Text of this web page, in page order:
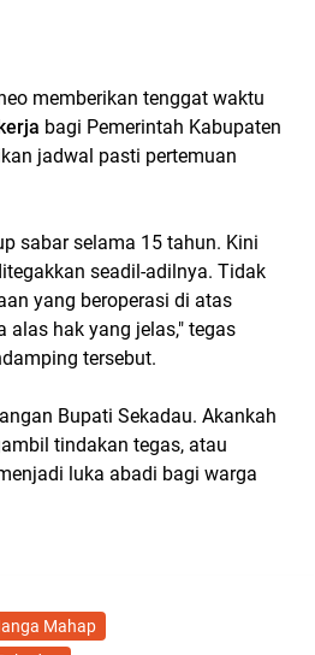
memberikan tenggat waktu
bagi Pemerintah Kabupaten
jadwal pasti pertemuan
sabar selama 15 tahun. Kini
seadil-adilnya. Tidak
yang beroperasi di atas
alas hak yang jelas," tegas
tersebut.
Bupati Sekadau. Akankah
tindakan tegas, atau
luka abadi bagi warga
Mahap